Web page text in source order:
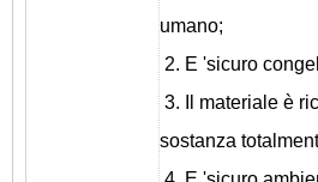
umano;
2. E 'sicuro
3. Il materiale è
sostanza